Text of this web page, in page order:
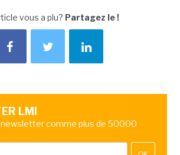
vous a plu? Partagez le !
LMI
comme plus de 50000